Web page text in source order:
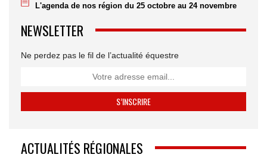
L'agenda de nos région du 25 octobre au 24 novembre
NEWSLETTER
Ne perdez pas le fil de l’actualité équestre
ACTUALITÉS RÉGIONALES